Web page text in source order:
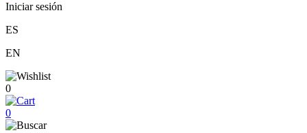
Iniciar sesión
ES
EN
0
0